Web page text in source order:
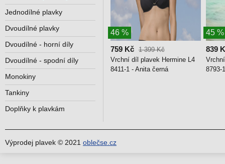
46 %
759 Kč 1 399 Kč
Vrchní díl plavek Hermine L4
8411-1 - Anita černá
45 %
839
8793-
Jednodílné plavky
Dvoudílné plavky
Dvoudílné - horní díly
Dvoudílné - spodní díly
Monokiny
Tankiny
Doplňky k plavkám
Výprodej plavek © 2021 oblečse.cz